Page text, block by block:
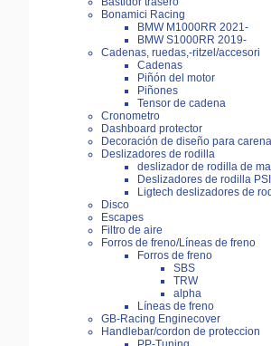
Bonamici Racing
BMW M1000RR 2021-
BMW S1000RR 2019-
Cadenas, ruedas,-ritzel/accesori
Cadenas
Piñón del motor
Piñones
Tensor de cadena
Cronometro
Dashboard protector
Decoración de diseño para carena
Deslizadores de rodilla
deslizador de rodilla de
Deslizadores de rodilla PSI
Ligtech deslizadores de
Disco
Escapes
Filtro de aire
Forros de freno/Líneas de freno
Forros de freno
SBS
TRW
alpha
Líneas de freno
GB-Racing Enginecover
Handlebar/cordon de proteccion